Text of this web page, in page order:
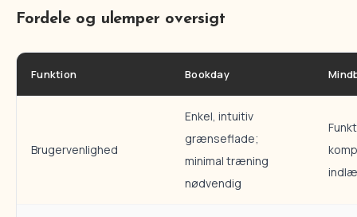
Fordele og ulemper oversigt
Funktion Bookday
Brugervenlighed
Enkel, intuitiv
grænseflade;
minimal træning
nødvendig